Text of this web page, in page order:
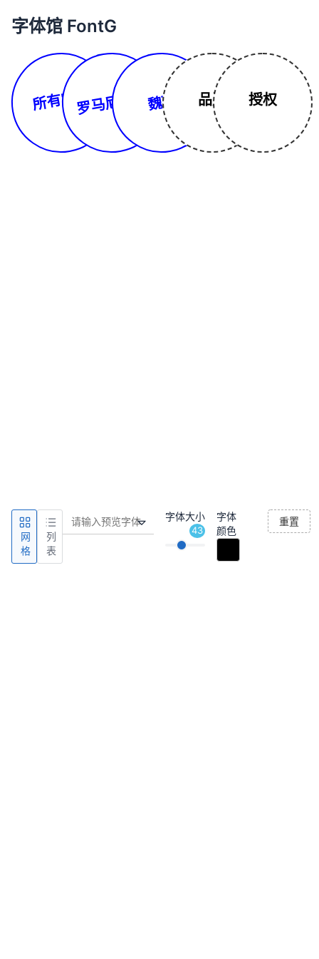
字体馆 FontG
所有字体罗马尼亚文魏碑 品牌 授权
网
格
列
表
字体大小
43
字体
颜色
重置